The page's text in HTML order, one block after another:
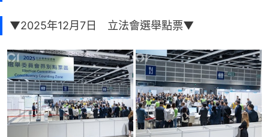
▼2025年12月7日 立法會選舉點票▼